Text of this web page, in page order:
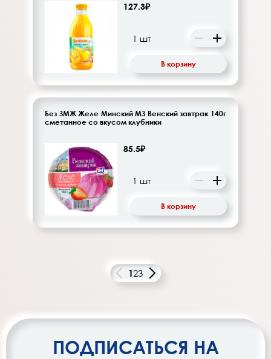
127.3₽
В корзину
Без ЗМЖ Желе Минский МЗ Венский завтрак 140г
сметанное со вкусом клубники
85.5₽
В корзину
123
ПОДПИСАТЬСЯ НА